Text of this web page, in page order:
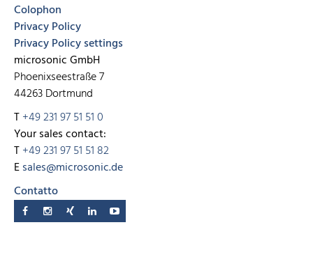
Colophon
Privacy Policy
Privacy Policy settings
microsonic GmbH
Phoenixseestraße 7
44263 Dortmund
T+49 231 97 51 51 0
Your sales contact:
T+49 231 97 51 51 82
Esales@microsonic.de
Contatto